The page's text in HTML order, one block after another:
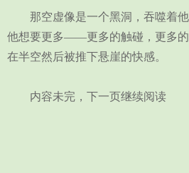
那空虚像是一个黑洞，吞噬着他
他想要更多——更多的触碰，更多
在半空然后被推下悬崖的快感。
内容未完，下一页继续阅读